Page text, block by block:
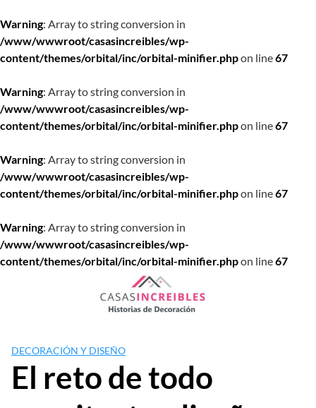
Warning: Array to string conversion in
/www/wwwroot/casasincreibles/wp-
content/themes/orbital/inc/orbital-minifier.phpon line67
Warning: Array to string conversion in
/www/wwwroot/casasincreibles/wp-
content/themes/orbital/inc/orbital-minifier.phpon line67
Warning: Array to string conversion in
/www/wwwroot/casasincreibles/wp-
content/themes/orbital/inc/orbital-minifier.phpon line67
Warning: Array to string conversion in
/www/wwwroot/casasincreibles/wp-
content/themes/orbital/inc/orbital-minifier.phpon line67
DECORACIÓN Y DISEÑO
El reto de todo